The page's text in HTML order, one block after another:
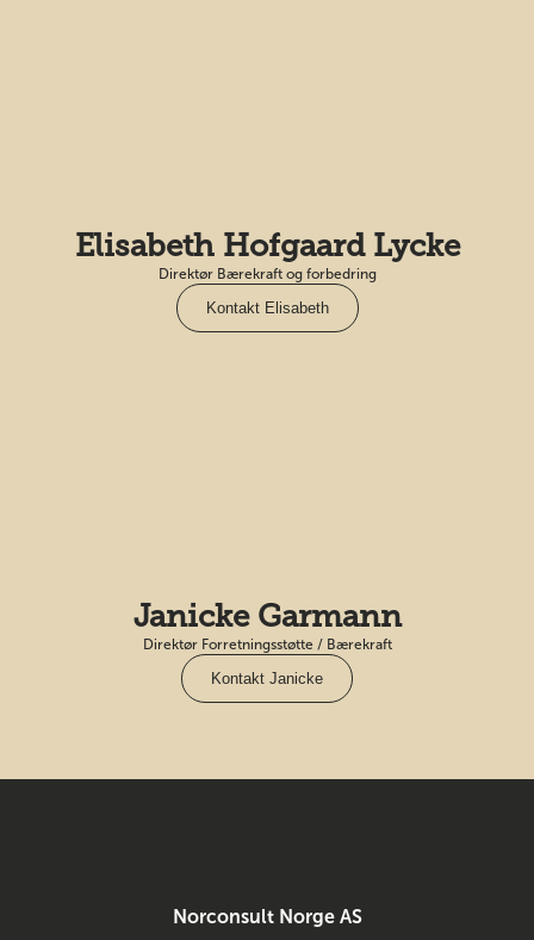
Elisabeth Hofgaard Lycke
Direktør Bærekraft og forbedring
Kontakt Elisabeth
Janicke Garmann
Direktør Forretningsstøtte / Bærekraft
Kontakt Janicke
Norconsult Norge AS